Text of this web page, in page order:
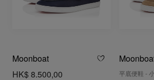
Moonboat
HK$ 8.500,00
平底便鞋 -